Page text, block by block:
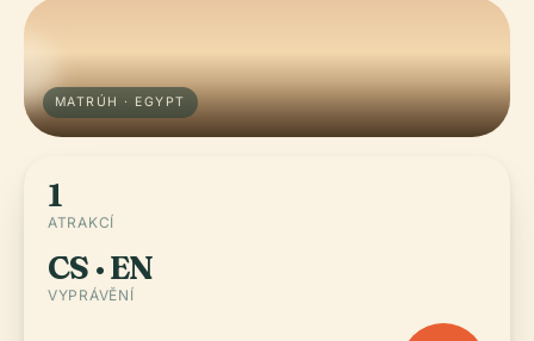
MATRÚH · EGYPT
1
ATRAKCÍ
CS · EN
VYPRÁVĚNÍ